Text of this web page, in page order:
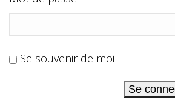
Se souvenir de moi
Se